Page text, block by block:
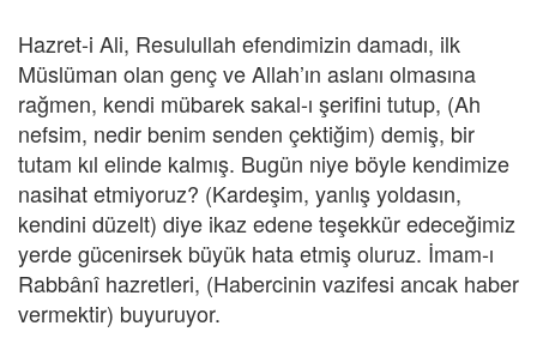
Hazret-i Ali, Resulullah efendimizin damadı, ilk
Müslüman olan genç ve Allah’ın aslanı olmasına
rağmen, kendi mübarek sakal-ı şerifini tutup, (Ah
nefsim, nedir benim senden çektiğim) demiş, bir
tutam kıl elinde kalmış. Bugün niye böyle kendimize
nasihat etmiyoruz? (Kardeşim, yanlış yoldasın,
kendini düzelt) diye ikaz edene teşekkür edeceğimiz
yerde gücenirsek büyük hata etmiş oluruz. İmam-ı
Rabbânî hazretleri, (Habercinin vazifesi ancak haber
vermektir) buyuruyor.